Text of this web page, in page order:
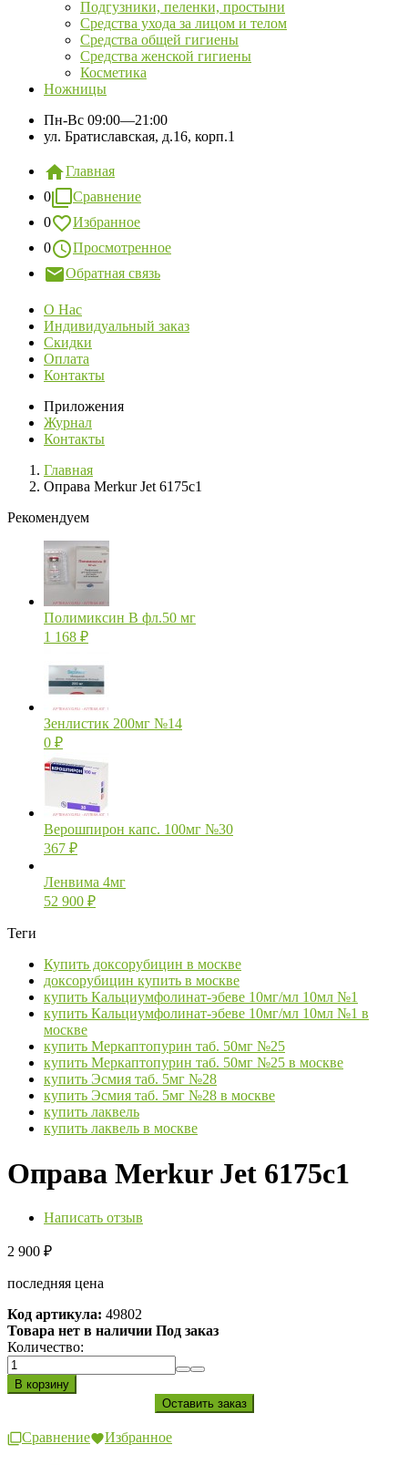
Подгузники, пеленки, простыни
Средства ухода за лицом и телом
Средства общей гигиены
Средства женской гигиены
Косметика
Ножницы
Пн-Вс 09:00—21:00
ул. Братиславская, д.16, корп.1
Главная
0
Сравнение
0
Избранное
0
Просмотренное
Обратная связь
О Нас
Индивидуальный заказ
Скидки
Оплата
Контакты
Приложения
Журнал
Контакты
Главная
Оправа Merkur Jet 6175c1
Рекомендуем
Полимиксин В фл.50 мг
1 168 ₽
Зенлистик 200мг №14
0 ₽
Верошпирон капс. 100мг №30
367 ₽
Ленвима 4мг
52 900 ₽
Теги
Купить доксорубицин в москве
доксорубицин купить в москве
купить Кальциумфолинат-эбеве 10мг/мл 10мл №1
купить Кальциумфолинат-эбеве 10мг/мл 10мл №1 в
москве
купить Меркаптопурин таб. 50мг №25
купить Меркаптопурин таб. 50мг №25 в москве
купить Эсмия таб. 5мг №28
купить Эсмия таб. 5мг №28 в москве
купить лаквель
купить лаквель в москве
Оправа Merkur Jet 6175c1
Написать отзыв
2 900 ₽
последняя цена
Код артикула: 49802
Товара нет в наличии Под заказ
Количество:
Сравнение Избранное